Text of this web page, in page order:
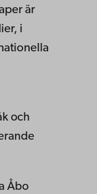
är
i
och
Åbo